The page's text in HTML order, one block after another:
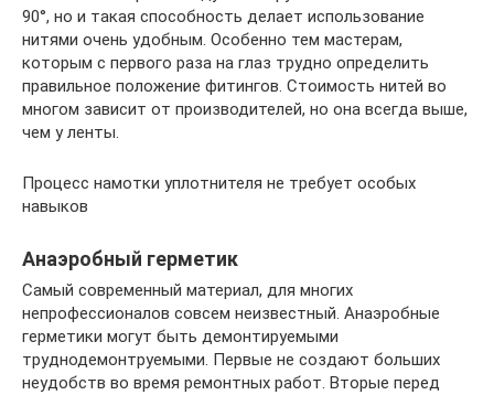
90°, но и такая способность делает использование
нитями очень удобным. Особенно тем мастерам,
которым с первого раза на глаз трудно определить
правильное положение фитингов. Стоимость нитей во
многом зависит от производителей, но она всегда выше,
чем у ленты.
Процесс намотки уплотнителя не требует особых
навыков
Анаэробный герметик
Самый современный материал, для многих
непрофессионалов совсем неизвестный. Анаэробные
герметики могут быть демонтируемыми
труднодемонтруемыми. Первые не создают больших
неудобств во время ремонтных работ. Вторые перед